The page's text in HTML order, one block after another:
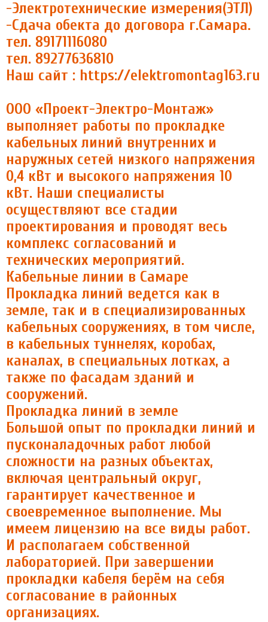
-Электротехнические измерения(ЭТЛ)
-Сдача обекта до договора г.Самара.
тел. 89171116080
тел. 89277636810
Наш сайт : https://elektromontag163.ru
ООО «Проект-Электро-Монтаж»
выполняет работы по прокладке
кабельных линий внутренних и
наружных сетей низкого напряжения
0,4 кВт и высокого напряжения 10
кВт. Наши специалисты
осуществляют все стадии
проектирования и проводят весь
комплекс согласований и
технических мероприятий.
Кабельные линии в Самаре
Прокладка линий ведется как в
земле, так и в специализированных
кабельных сооружениях, в том числе,
в кабельных туннелях, коробах,
каналах, в специальных лотках, а
также по фасадам зданий и
сооружений.
Прокладка линий в земле
Большой опыт по прокладки линий и
пусконаладочных работ любой
сложности на разных объектах,
включая центральный округ,
гарантирует качественное и
своевременное выполнение. Мы
имеем лицензию на все виды работ.
И располагаем собственной
лабораторией. При завершении
прокладки кабеля берём на себя
согласование в районных
организациях.